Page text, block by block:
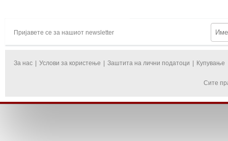
Пријавете се за нашиот newsletter
За нас Услови за користење Заштита на лични податоци Купување
Сите